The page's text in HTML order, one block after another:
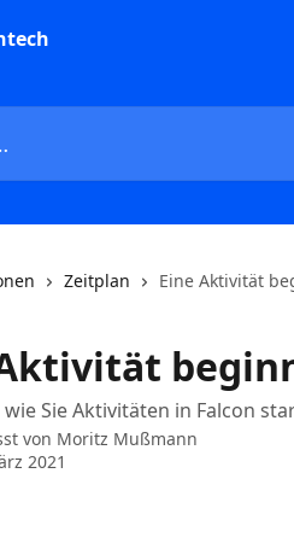
Zeitplan Eine Aktivität
wie Sie Aktivitäten in Falcon
von Moritz Mußmann
2021